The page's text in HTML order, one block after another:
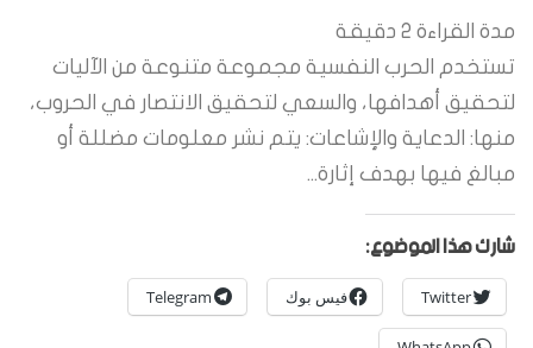
مدة القراءة 2 دقيقة
تستخدم الحرب النفسية مجموعة متنوعة من الآليات
لتحقيق أهدافها، والسعي لتحقيق الانتصار في الحروب،
منها: الدعاية والإشاعات: يتم نشر معلومات مضللة أو
مبالغ فيها بهدف إثارة...
شارك هذا الموضوع:
Twitter فيس بوك Telegram